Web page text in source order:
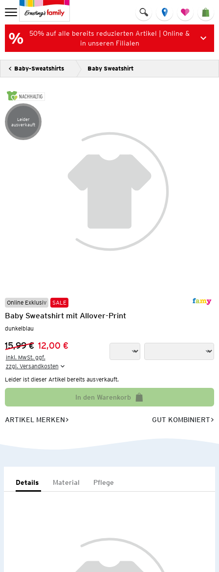
50% auf alle bereits reduzierten Artikel | Online &
in unseren Filialen
Baby-Sweatshirts Baby Sweatshirt
NACHHALTIG
Artikel leider ausverkauft
Leider
ausverkauft
Online Exklusiv SALE
Baby Sweatshirt mit Allover-Print
dunkelblau
Vorheriger Preis:
15,99 €
Neuer Preis:
12,00 €
inkl. MwSt. ggf.
zzgl. Versandkosten
Leider ist dieser Artikel bereits ausverkauft.
In den Warenkorb
ARTIKEL MERKEN GUT KOMBINIERT
Details Material Pflege